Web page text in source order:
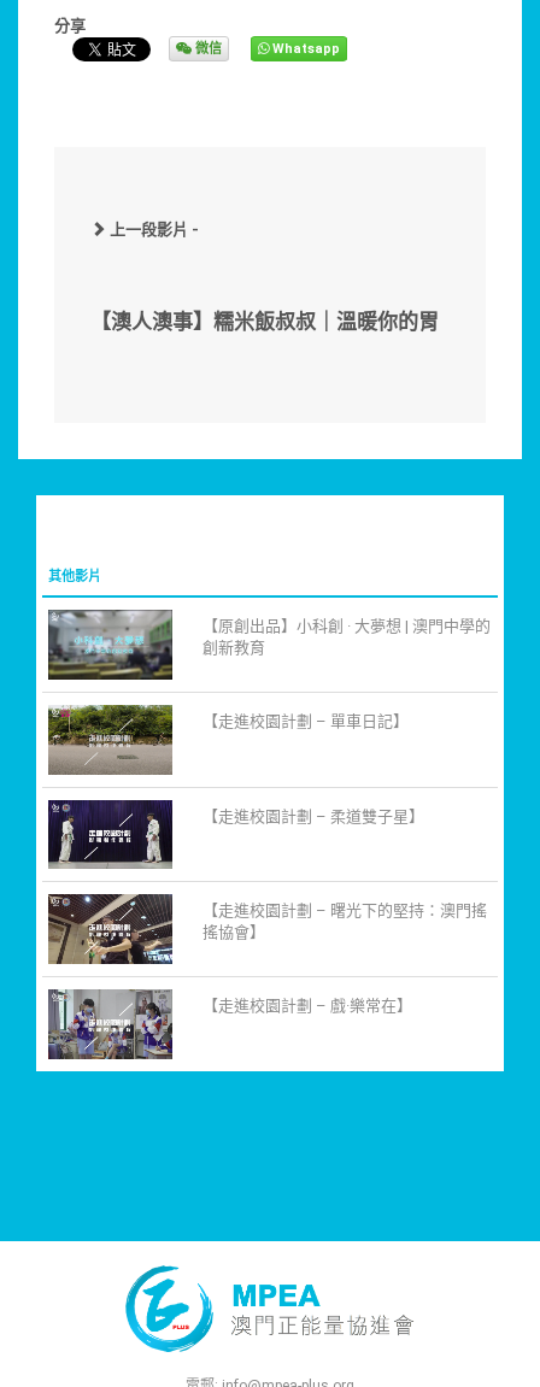
分享
微信 Whatsapp
上一段影片 -
【澳人澳事】糯米飯叔叔｜溫暖你的胃
其他影片
【原創出品】小科創 · 大夢想 | 澳門中學的
創新教育
【走進校園計劃 – 單車日記】
【走進校園計劃 – 柔道雙子星】
【走進校園計劃 – 曙光下的堅持：澳門搖
搖協會】
【走進校園計劃 – 戲·樂常在】